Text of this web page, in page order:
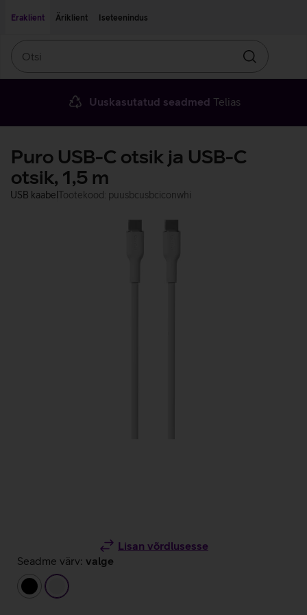
Eraklient
Äriklient Iseteenindus
Otsin
Uuskasutatud seadmed Telias
Puro USB-C otsik ja USB-C
otsik, 1,5 m
USB kaabel Tootekood: puusbcusbciconwhi
Lisan võrdlusesse
Seadme värv: valge
must
valge